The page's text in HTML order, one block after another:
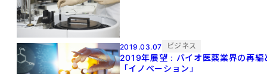
2019.03.07 ビジネス
2019年展望：バイオ医薬業界の再編
「イノベーション」